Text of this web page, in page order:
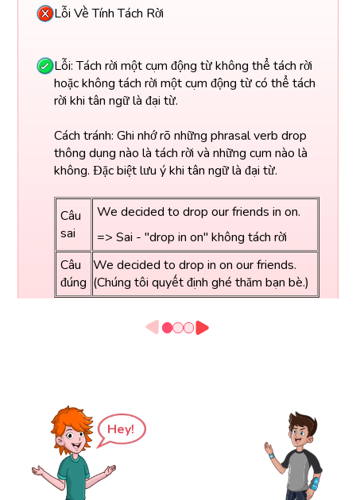
Lỗi Về Tính Tách Rời
Lỗi: Tách rời một cụm động từ không thể tách rời
hoặc không tách rời một cụm động từ có thể tách
rời khi tân ngữ là đại từ.
Cách tránh: Ghi nhớ rõ những phrasal verb drop
thông dụng nào là tách rời và những cụm nào là
không. Đặc biệt lưu ý khi tân ngữ là đại từ.
Câu
sai
We decided to drop our friends in on.
=> Sai - "drop in on" không tách rời
Câu
đúng
We decided to drop in on our friends.
(Chúng tôi quyết định ghé thăm bạn bè.)
Hey!